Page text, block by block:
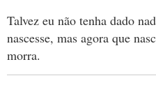
Talvez eu não tenha dado
nascesse, mas agora que
morra.